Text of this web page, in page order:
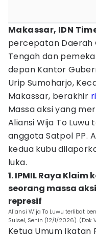
Makassar, IDN
percepatan Daerah
Tengah dan
depan Kantor
Urip Sumoharjo,
Makassar, berakhir
Massa aksi yang
Aliansi Wija To
anggota Satpol PP.
kedua kubu
luka.
1. IPMIL Raya
seorang massa
represif
Aliansi Wija To Luwu terlibat
Sulsel, Senin (12/1/2026). (Dok
Ketua Umum Ikatan